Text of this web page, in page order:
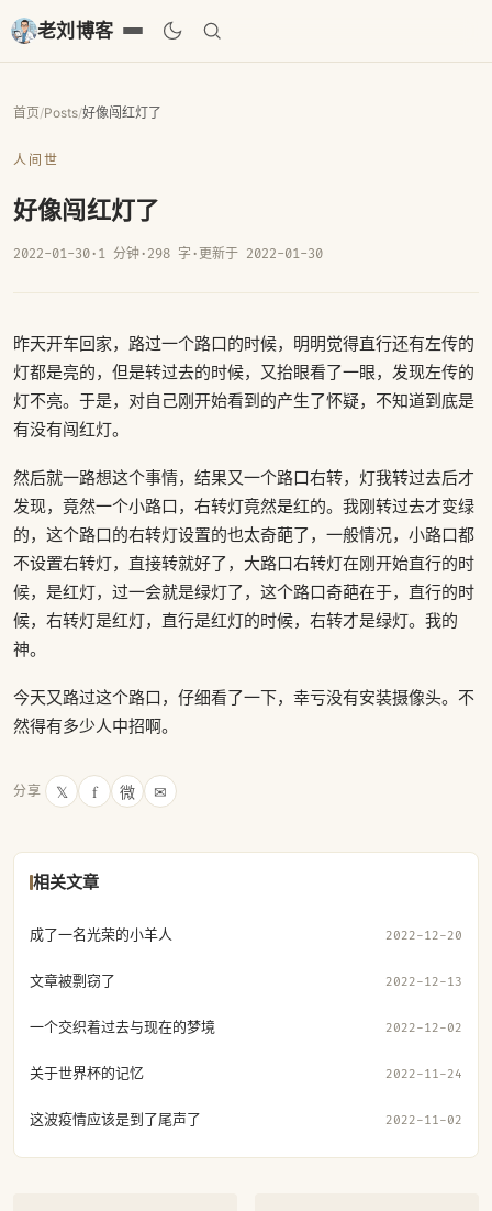
老刘博客
首页/Posts/好像闯红灯了
人间世
好像闯红灯了
2022-01-30· 1 分钟· 298 字 · 更新于 2022-01-30
昨天开车回家，路过一个路口的时候，明明觉得直行还有左传的
灯都是亮的，但是转过去的时候，又抬眼看了一眼，发现左传的
灯不亮。于是，对自己刚开始看到的产生了怀疑，不知道到底是
有没有闯红灯。
然后就一路想这个事情，结果又一个路口右转，灯我转过去后才
发现，竟然一个小路口，右转灯竟然是红的。我刚转过去才变绿
的，这个路口的右转灯设置的也太奇葩了，一般情况，小路口都
不设置右转灯，直接转就好了，大路口右转灯在刚开始直行的时
候，是红灯，过一会就是绿灯了，这个路口奇葩在于，直行的时
候，右转灯是红灯，直行是红灯的时候，右转才是绿灯。我的
神。
今天又路过这个路口，仔细看了一下，幸亏没有安装摄像头。不
然得有多少人中招啊。
分享 𝕏 f 微 ✉
相关文章
成了一名光荣的小羊人 2022-12-20
文章被剽窃了 2022-12-13
一个交织着过去与现在的梦境 2022-12-02
关于世界杯的记忆 2022-11-24
这波疫情应该是到了尾声了 2022-11-02